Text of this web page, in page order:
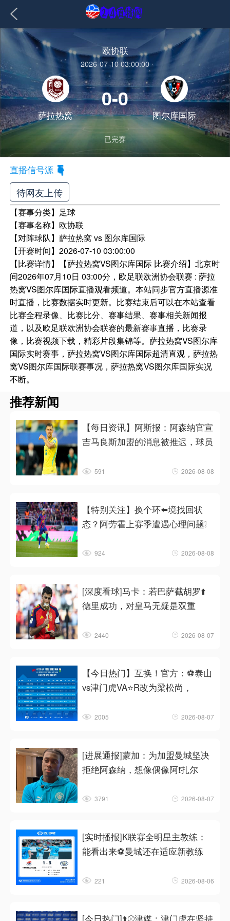
欧协联
2026-07-10 03:00:00
萨拉热窝
0-0
图尔库国际
已完赛
直播信号源
待网友上传
【赛事分类】 足球
【赛事名称】 欧协联
【对阵球队】萨拉热窝 vs 图尔库国际
【开赛时间】2026-07-10 03:00:00
【比赛详情】
【萨拉热窝VS图尔库国际 比赛介绍】北京时
间2026年07月10日 03:00分，欧足联欧洲协会联赛 : 萨拉
热窝VS图尔库国际直播观看频道。本站同步官方直播源准
时直播，比赛数据实时更新。比赛结束后可以在本站查看
比赛全程录像、比赛比分、赛事结果、赛事相关新闻报
道，以及欧足联欧洲协会联赛的最新赛事直播，比赛录
像，比赛视频下载，精彩片段集锦等。萨拉热窝VS图尔库
国际实时赛事，萨拉热窝VS图尔库国际超清直观，萨拉热
窝VS图尔库国际联赛事况，萨拉热窝VS图尔库国际实况
不断。
推荐新闻
【每日资讯】阿斯报：阿森纳官宣
吉马良斯加盟的消息被推迟，球员
591 2026-08-08
【特别关注】换个环⬅️境找回状
态？阿劳霍上赛季遭遇心理问题❕
924 2026-08-08
[深度看球]马卡：若巴萨截胡罗⬆️
德里成功，对皇马无疑是双重
2440 2026-08-07
【今日热门】互换！官方：⚽泰山
vs津门虎VA⭐R改为梁松尚，
2005 2026-08-07
[进展通报]蒙加：为加盟曼城坚决
拒绝阿森纳，想像偶像阿❗扎尔
3791 2026-08-07
[实时播报]K联赛全明星主教练：
能看出来⚽曼城还在适应新教练
221 2026-08-06